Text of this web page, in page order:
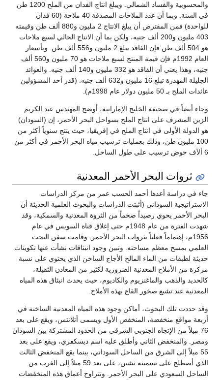
والمحسوبية والفساد الشمالي. ويبلغ انتاج الفدان من الملح 1200 طن
في السنة. وبما أن عدد الملاحات المصدقة 40 ملاحة (60 فدان
للواحدة) فمن المفترض أن يبلغ الانتاج 2 مليون و880 ألف طن وقيمته
403 مليون و200 ألف جنيه، ولكن بما أن الانتاج الحالي لسبع ملاحات
هو 504 ألف طن فإن الفاقد يبلغ 2 مليون و556 ألف طن. وبأسعار
العام 1992م فإن قيمة المنتج لسبع ملاحات هو 70 مليون و560 ألف
جنيه، وهذا يعني أن الفاقد هو 332 مليون و140 ألف جنيه. والعوائد
الجليلة المهدرة تبلغ 16 مليون و632 ألف جنيه. (قدر أحد المسؤولين
عائدات الملح بـ 50 مليون دولار عام 1998م).
وجاء أيضاً في صحيفة الخليج الإماراتية، أوضح المهندس عبد الكريم
الزين المشرف على انتاج الملح بسواحل البحر الأحمر، إن (السودان)
هو الدولة الأولى في انتاج الملح في إفريقيا، حيث ينتج سنوياً أكثر من
100 مليون طن، وذلك بعمليات ترسيب مياه البحر الأحمر في أكثر من
6 ألآف حوض ترسيب على طول الساحل.
ثروات البحر الأحمر المعدنية
جاء في دراسة أعدها أحمد الحسب عمر من مركز الدراسات
الاستراتيجية السوداني (أثبتت الدراسات والبحوث العلمية الحديثة أن
البحر الأحمر يحوي رصيداً ضخماً من الثروة المعدنية والسمكية، وقد
شهدت الفترة من عام 1948م حتى إغلاق قناة السويس في عام
1956م، إهتماماً فعلياً بثروات البحر الأحمر. وقامت سفن البحث
العلمي بمسح معظم مساحته. وتبين وجود انبثاقات نشأت عنها تكوينات
حديثة لطبقات من الماء المالح الأجاج الساخن الذي يحتوي على نسبة
مركزة من الأملاح المعدنية الضرورية لكثير من المعادن الثقيلة،
كالحديد والذهب والماغنزيوم والكاديوم، حيث يحدث انبثاق هذه المياه
المعدنية عند تشبع صخور القاع بهذه الأملاح.
وقد حددت تلك البحوث، أماكن وجود هذه المياه المعدنية الساخنة في
أربعة مواقع منخفضة، المنخفض الأول ويسمى أتلانتس، ويقع على بعد
76 ميلاً من الإتجاه الجنوبي الشرقي من الحدود المشتركة بين السودان
ومصر. والمنخفض الثاني وأطلق عليه اسم ديسكفري، ويقع على بعد
55 ميلاً إلى الشرق من الساحل السوداني، بينما يقع المنخفض الثالث
الذي أصطلح على تسميته تشين، على بعد 59 ميلاً إلى الغرب من
الساحل السعودي على البحر الأحمر. وتتراوح أعماق هذه المنخفضات